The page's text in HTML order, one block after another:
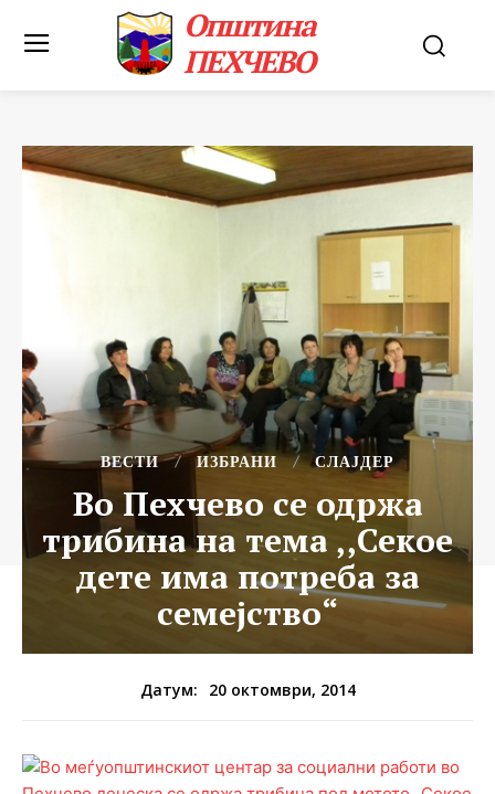
Општина
ПЕХЧЕВО
ВЕСТИ ИЗБРАНИ СЛАЈДЕР
Во Пехчево се одржа
трибина на тема ,,Секое
дете има потреба за
семејство“
Датум: 20 октомври, 2014